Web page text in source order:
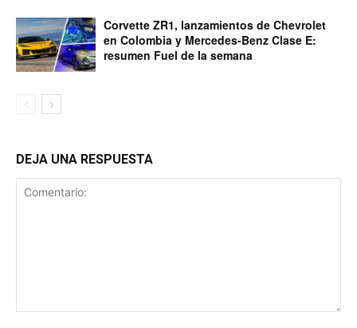
Corvette ZR1, lanzamientos de Chevrolet
en Colombia y Mercedes-Benz Clase E:
resumen Fuel de la semana
DEJA UNA RESPUESTA